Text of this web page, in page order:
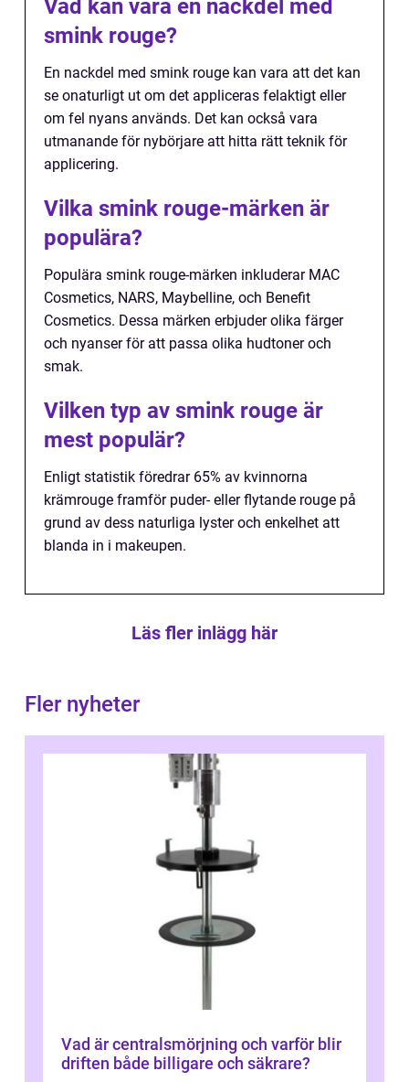
Vad kan vara en nackdel med
smink rouge?
En nackdel med smink rouge kan vara att det kan
se onaturligt ut om det appliceras felaktigt eller
om fel nyans används. Det kan också vara
utmanande för nybörjare att hitta rätt teknik för
applicering.
Vilka smink rouge-märken är
populära?
Populära smink rouge-märken inkluderar MAC
Cosmetics, NARS, Maybelline, och Benefit
Cosmetics. Dessa märken erbjuder olika färger
och nyanser för att passa olika hudtoner och
smak.
Vilken typ av smink rouge är
mest populär?
Enligt statistik föredrar 65% av kvinnorna
krämrouge framför puder- eller flytande rouge på
grund av dess naturliga lyster och enkelhet att
blanda in i makeupen.
Läs fler inlägg här
Fler nyheter
Vad är centralsmörjning och varför blir
driften både billigare och säkrare?